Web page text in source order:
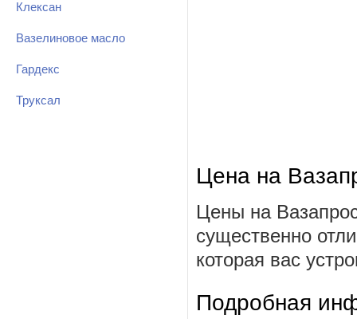
Клексан
Вазелиновое масло
Гардекс
Труксал
Цена на
Цены на
существенно
которая вас
Подробная